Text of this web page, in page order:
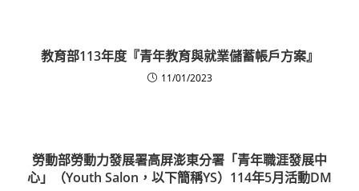
教育部113年度『青年教育與就業儲蓄帳戶方案』
11/01/2023
勞動部勞動力發展署高屏澎東分署「青年職涯發展中
心」（Youth Salon，以下簡稱YS）114年5月活動DM